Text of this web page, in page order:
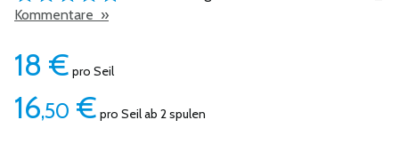
Kommentare »
18 € pro Seil
16,50 € pro Seil ab 2 spulen